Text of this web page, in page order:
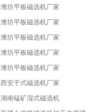
潍坊平板磁选机厂家
潍坊平板磁选机厂家
潍坊平板磁选机厂家
潍坊平板磁选机厂家
潍坊平板磁选机厂家
西安干式磁选机厂家
湖南锰矿湿式磁选机